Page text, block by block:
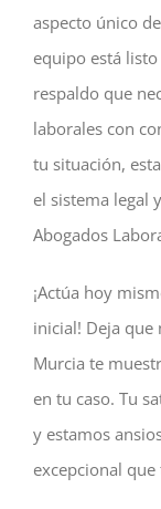
aspecto único
equipo está
respaldo que
laborales con
tu situación,
el sistema legal
Abogados
¡Actúa hoy
inicial! Deja que
Murcia te
en tu caso. Tu
y estamos
excepcional